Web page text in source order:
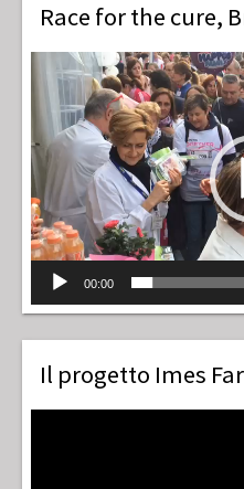
Race for the cure,
Video
Player
00:00
Il progetto Imes